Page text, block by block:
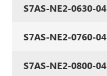
S7AS-NE2-0630-04
S7AS-NE2-0760-04
S7AS-NE2-0800-04